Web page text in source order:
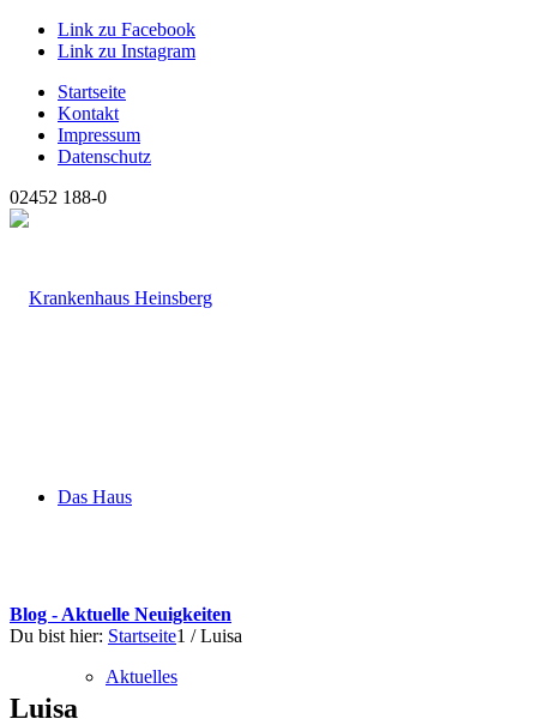
Link zu Facebook
Link zu Instagram
Startseite
Kontakt
Impressum
Datenschutz
02452 188-0
Das Haus
Aktuelles
Blog - Aktuelle Neuigkeiten
Du bist hier: Startseite1 / Luisa
Luisa